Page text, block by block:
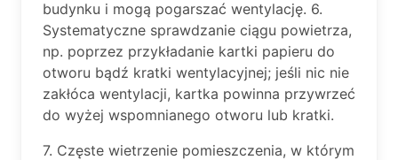
budynku i mogą pogarszać wentylację. 6.
Systematyczne sprawdzanie ciągu powietrza,
np. poprzez przykładanie kartki papieru do
otworu bądź kratki wentylacyjnej; jeśli nic nie
zakłóca wentylacji, kartka powinna przywrzeć
do wyżej wspomnianego otworu lub kratki.
7. Częste wietrzenie pomieszczenia, w którym